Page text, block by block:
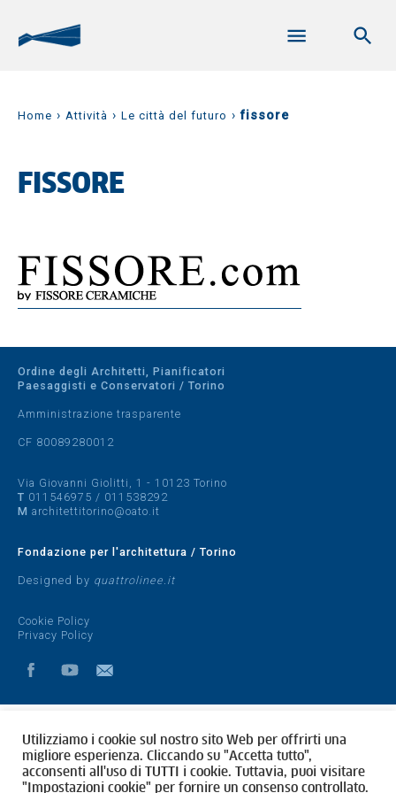
Home › Attività › Le città del futuro ›fissore
FISSORE
Ordine degli Architetti, Pianificatori
Paesaggisti e Conservatori / Torino
Amministrazione trasparente
CF 80089280012
Via Giovanni Giolitti, 1 - 10123 Torino
T 011546975 / 011538292
M architettitorino@oato.it
Fondazione per l'architettura / Torino
Designed by quattrolinee.it
Cookie Policy
Privacy Policy
Utilizziamo i cookie sul nostro sito Web per offrirti una
migliore esperienza. Cliccando su "Accetta tutto",
acconsenti all'uso di TUTTI i cookie. Tuttavia, puoi visitare
"Impostazioni cookie" per fornire un consenso controllato.